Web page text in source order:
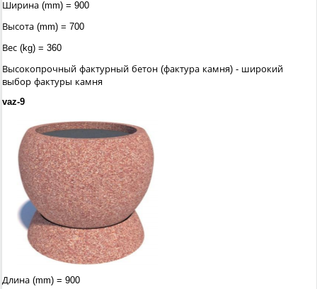
Ширина (mm) = 900
Высота (mm) = 700
Вес (kg) = 360
Высокопрочный фактурный бетон (фактура камня) - широкий
выбор фактуры камня
vaz-9
Длина (mm) = 900